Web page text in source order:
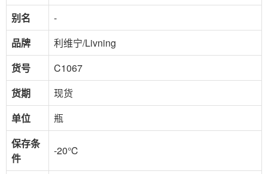
别名
-
品牌
利维宁/Livning
货号
C1067
货期
现货
单位
瓶
保存条
件
-20℃